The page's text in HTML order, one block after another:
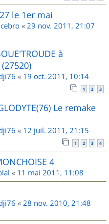
le 1er mai
« 29 nov. 2011, 21:07
à
(27520)
« 19 oct. 2011, 10:14
1 2 3
Le remake
« 12 juil. 2011, 21:15
1 2 3 4
4
« 11 mai 2011, 11:08
« 28 nov. 2010, 21:48